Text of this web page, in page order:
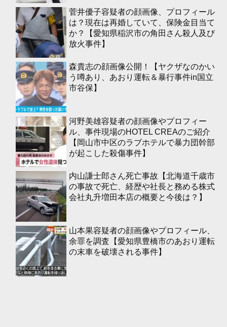
菅井優子容疑者の顔画像、プロフィール
は？現在は再婚していて、保険金目当て
か？【愛知県稲沢市の角田さん殺人及び
放火事件】
森貴志の顔画像公開！【ヤクザなのかい
う噂あり、あおり運転＆暴行事件in国立
市谷保】
河野美雄容疑者の顔画像やプロフィー
ル、事件現場のHOTEL CREAのご紹介
【岡山市中区のラブホテルで暴力団幹部
が起こした殺傷事件】
内山謙士郎さん死亡事故【北海道千歳市
の事故で死亡、経歴や社長と務める株式
会社丸升増田本店の概要と今後は？】
山本果容疑者の顔画像やプロフィール、
余罪を調査【愛知県豊橋市のあおり運転
の末車を破壊される事件】